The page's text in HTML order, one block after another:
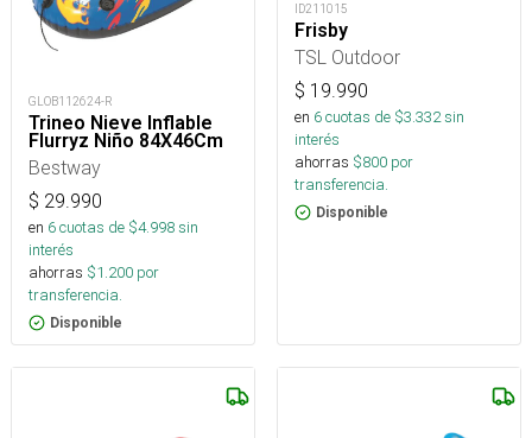
GLOB112624-R
Trineo Nieve Inflable
Flurryz Niño 84X46Cm
Bestway
$ 29.990
en 6cuotas de $4.998sin
interés
ahorras $1.200 por
transferencia.
Disponible
ID211015
Frisby
TSL Outdoor
$ 19.990
en 6cuotas de $3.332sin
interés
ahorras $800 por
transferencia.
Disponible